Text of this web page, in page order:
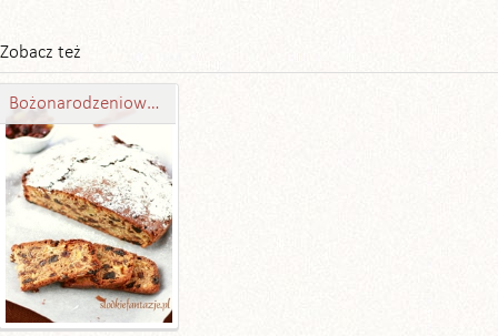
Zobacz też
Bożonarodzeniowe ciasto niani – Nanny’s christmas cake